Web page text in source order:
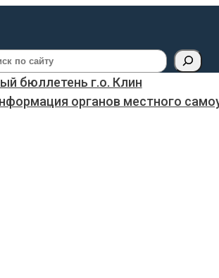
бюллетень г.о. Клин
органов местного